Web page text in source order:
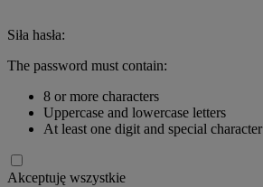
Siła hasła:
The password must contain:
8 or more characters
Uppercase and lowercase letters
At least one digit and special character
Akceptuję wszystkie